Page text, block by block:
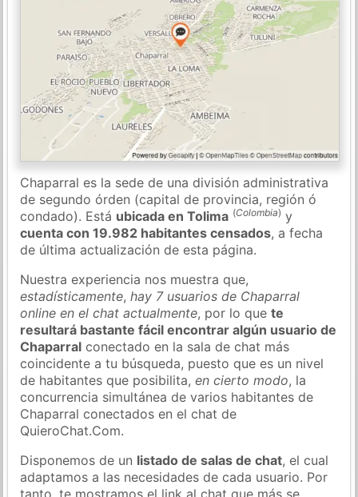
Chaparral es la sede de una división administrativa
de segundo órden (capital de provincia, región ó
condado). Está ubicada en Tolima (Colombia) y
cuenta con 19.982 habitantes censados, a fecha
de última actualización de esta página.
Nuestra experiencia nos muestra que,
estadísticamente,hay 7 usuarios de Chaparral
online en el chat actualmente, por lo quete
resultará bastante fácil encontrar algún usuario de
Chaparral conectado en la sala de chat más
coincidente a tu búsqueda, puesto que es un nivel
de habitantes que posibilita,en cierto modo, la
concurrencia simultánea de varios habitantes de
Chaparral conectados en el chat de
QuieroChat.Com.
Disponemos de un listado de salas de chat, el cual
adaptamos a las necesidades de cada usuario. Por
tanto, te mostramos el link al chat que más se